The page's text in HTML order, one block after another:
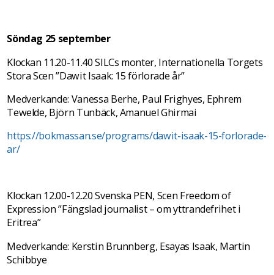
Söndag 25 september
Klockan 11.20-11.40 SILCs monter, Internationella Torgets
Stora Scen ”Dawit Isaak: 15 förlorade år”
Medverkande: Vanessa Berhe, Paul Frighyes, Ephrem
Tewelde, Björn Tunbäck, Amanuel Ghirmai
https://bokmassan.se/programs/dawit-isaak-15-forlorade-
ar/
Klockan 12.00-12.20 Svenska PEN, Scen Freedom of
Expression ”Fängslad journalist – om yttrandefrihet i
Eritrea”
Medverkande: Kerstin Brunnberg, Esayas Isaak, Martin
Schibbye